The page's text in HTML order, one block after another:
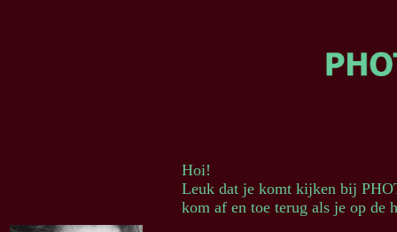
Hoi!
Leuk dat je komt kijken bij
kom af en toe terug als je op de